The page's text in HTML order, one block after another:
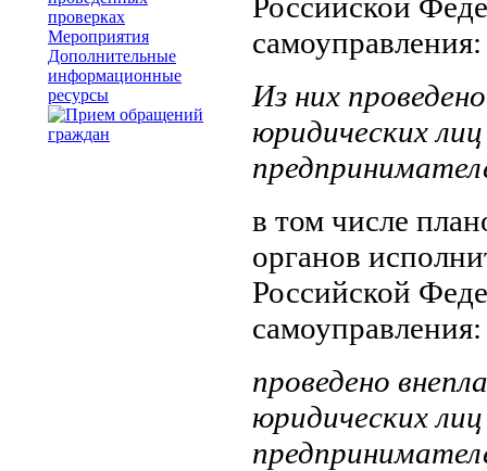
проверках
Мероприятия
Дополнительные
информационные
ресурсы
Из них
юридических
в том числе
органов
Российской
проведено
юридических